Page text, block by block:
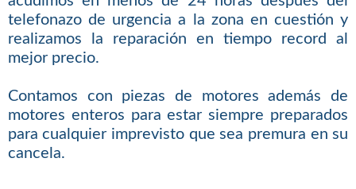
telefonazo de urgencia a la zona en cuestión y
realizamos la reparación en tiempo record al
mejor precio.
Contamos con piezas de motores además de
motores enteros para estar siempre preparados
para cualquier imprevisto que sea premura en su
cancela.